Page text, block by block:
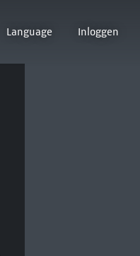
Language Inloggen